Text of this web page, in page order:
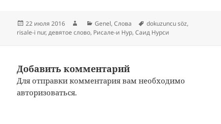
Опубликовано
22 июля 2016 АвторРубрики
Genel,Слова Метки
dokuzuncu söz,
risale-i nur,девятое слово, Рисале-и Нур,Саид Нурси
Добавить комментарий
Для отправки комментария вам необходимо
авторизоваться.